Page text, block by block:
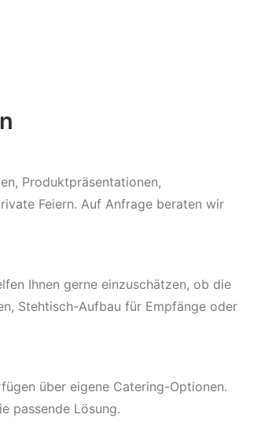
Produktpräsentationen,
Feiern. Auf Anfrage beraten wir
Ihnen gerne einzuschätzen, ob die
Stehtisch-Aufbau für Empfänge oder
über eigene Catering-Optionen.
passende Lösung.